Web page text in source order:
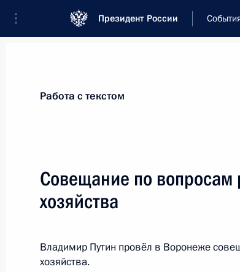
Президент России
Новости
19 октября Президент
Работа с текстом
Совещание по вопросам
хозяйства
Владимир Путин провёл в Воронеже
хозяйства.